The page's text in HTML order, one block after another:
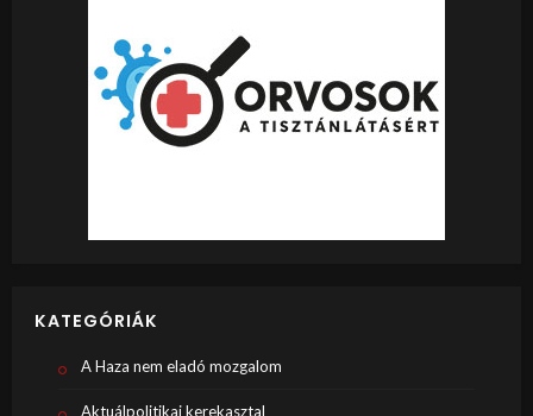
KATEGÓRIÁK
A Haza nem eladó mozgalom
Aktuálpolitikai kerekasztal